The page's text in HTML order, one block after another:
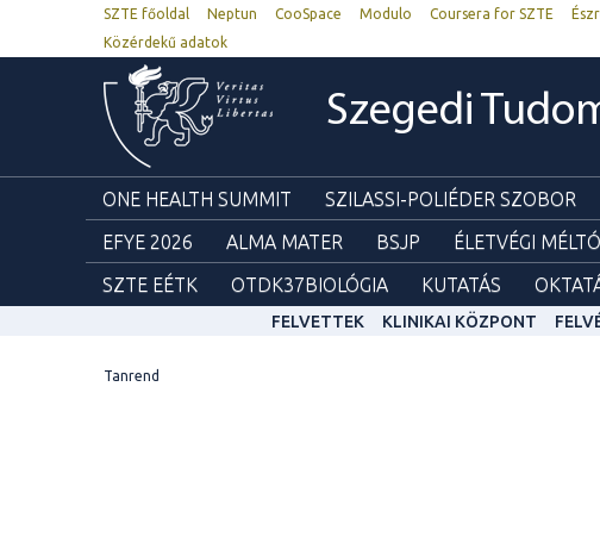
SZTE főoldal Neptun CooSpace Modulo Coursera for SZTE
Közérdekű adatok
Szegedi
ONE HEALTH SUMMIT SZILASSI-POLIÉDER SZOBOR
EFYE 2026
ALMA MATER BSJP ÉLETVÉGI
SZTE EÉTK
OTDK37BIOLÓGIA KUTATÁS
FELVETTEK KLINIKAI KÖZPONT
Tanrend